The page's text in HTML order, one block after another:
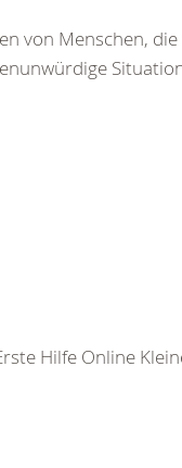
von Menschen,
Hilfe Online